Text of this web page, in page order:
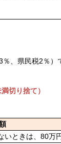
、県民税2％）
切り捨て）
ときは、80万円